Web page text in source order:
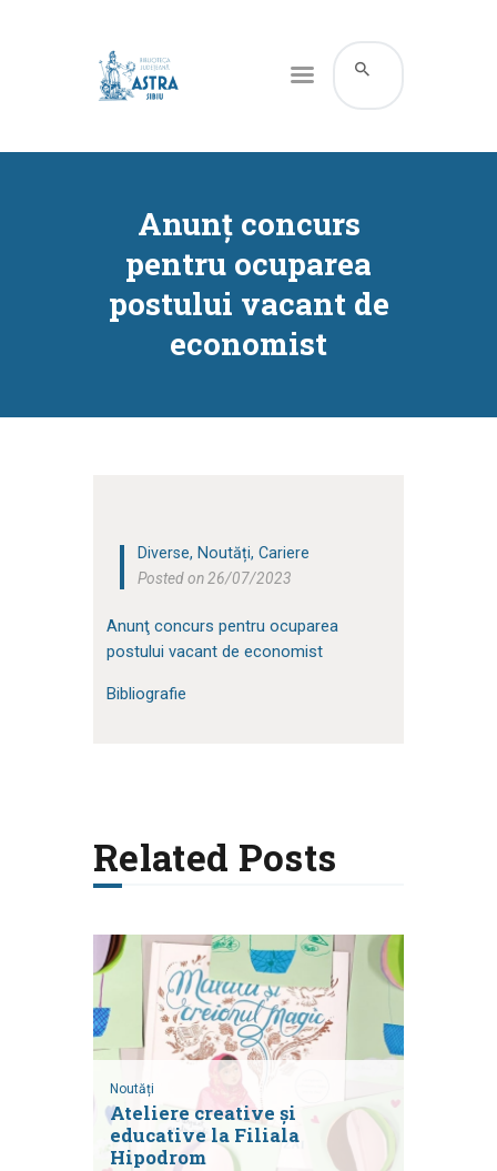
Anunţ concurs
pentru ocuparea
postului vacant de
economist
CATALOG ONLINE
RESURSE
SERVICII
INFORMAȚII UTILE
Diverse,Noutăți,Cariere
Posted on 26/07/2023
Anunţ concurs pentru ocuparea
postului vacant de economist
Bibliografie
Related Posts
Noutăți
Ateliere creative și
educative la Filiala
Hipodrom